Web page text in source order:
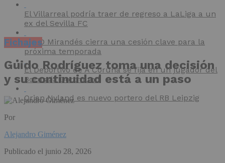
El Villarreal podría traer de regreso a LaLiga a un
ex del Sevilla FC
El CD Mirandés cierra una cesión clave para la
próxima temporada
El Deportivo de A Coruña se fija en un jugador del
Borussia Dortmund
Orjan Nyland es nuevo portero del RB Leipzig
Fichajes
Guido Rodríguez toma una decisión
y su continuidad está a un paso
Por
Alejandro Giménez
Publicado el junio 28, 2026